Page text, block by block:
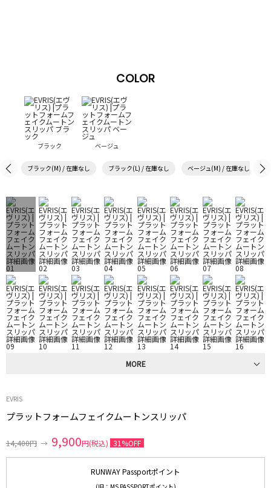
COLOR
ブラック ベージュ
ブラック(M) / 在庫なし ブラック(L) / 在庫なし ベージュ(M) / 在庫なし
MORE
EVRIS
プラットフォームフェイクムートンスリッパ
14,400円 → 9,900円(税込) 31%OFF
RUNWAY Passportポイント